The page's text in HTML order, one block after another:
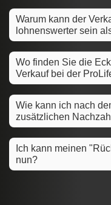
Warum kann der
lohnenswerter sein
Wo finden Sie die
Verkauf bei der
Wie kann ich nach
zusätzlichen
Ich kann meinen
nun?